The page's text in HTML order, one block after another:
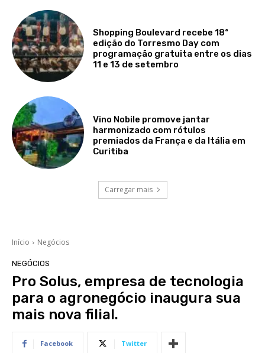
Shopping Boulevard recebe 18ª
edição do Torresmo Day com
programação gratuita entre os dias
11 e 13 de setembro
Vino Nobile promove jantar
harmonizado com rótulos
premiados da França e da Itália em
Curitiba
Carregar mais